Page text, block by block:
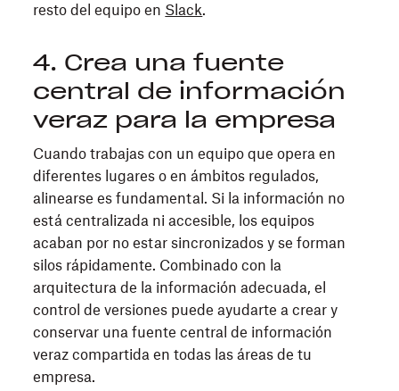
resto del equipo en Slack.
4. Crea una fuente
central de información
veraz para la empresa
Cuando trabajas con un equipo que opera en
diferentes lugares o en ámbitos regulados,
alinearse es fundamental. Si la información no
está centralizada ni accesible, los equipos
acaban por no estar sincronizados y se forman
silos rápidamente. Combinado con la
arquitectura de la información adecuada, el
control de versiones puede ayudarte a crear y
conservar una fuente central de información
veraz compartida en todas las áreas de tu
empresa.